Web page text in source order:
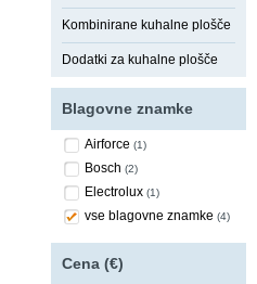
Kombinirane kuhalne plošče
Dodatki za kuhalne plošče
Blagovne znamke
Airforce (1)
Bosch (2)
Electrolux (1)
vse blagovne znamke (4)
Cena (€)